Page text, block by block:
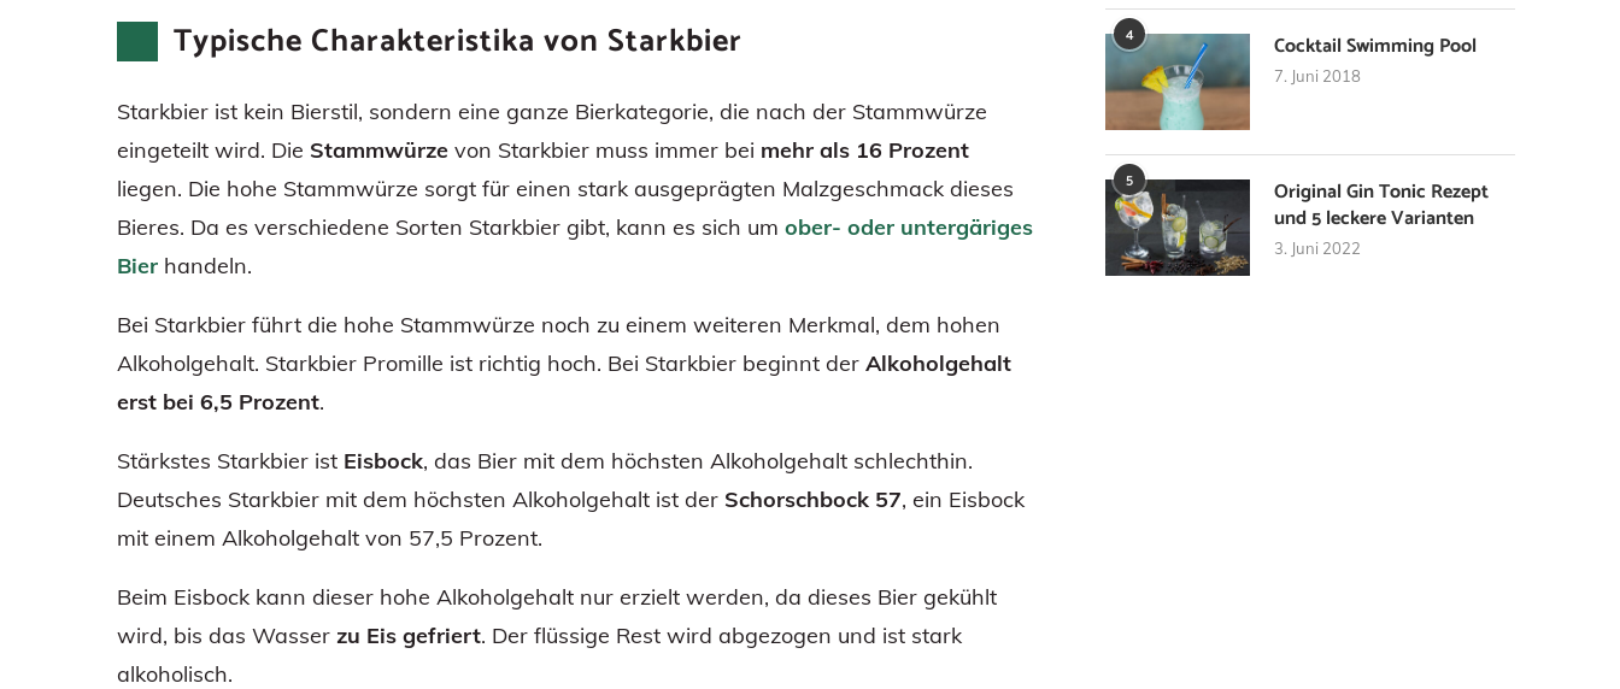
Typische Charakteristika von Starkbier
Starkbier ist kein Bierstil, sondern eine ganze Bierkategorie, die nach der Stammwürze
eingeteilt wird. Die Stammwürze von Starkbier muss immer bei mehr als 16 Prozent
liegen. Die hohe Stammwürze sorgt für einen stark ausgeprägten Malzgeschmack dieses
Bieres. Da es verschiedene Sorten Starkbier gibt, kann es sich um ober- oder untergäriges
Bier handeln.
Bei Starkbier führt die hohe Stammwürze noch zu einem weiteren Merkmal, dem hohen
Alkoholgehalt. Starkbier Promille ist richtig hoch. Bei Starkbier beginnt der Alkoholgehalt
erst bei 6,5 Prozent.
Stärkstes Starkbier ist Eisbock, das Bier mit dem höchsten Alkoholgehalt schlechthin.
Deutsches Starkbier mit dem höchsten Alkoholgehalt ist der Schorschbock 57, ein Eisbock
mit einem Alkoholgehalt von 57,5 Prozent.
Beim Eisbock kann dieser hohe Alkoholgehalt nur erzielt werden, da dieses Bier gekühlt
wird, bis das Wasser zu Eis gefriert. Der flüssige Rest wird abgezogen und ist stark
alkoholisch.
4 Cocktail Swimming Pool
7. Juni 2018
5
Original Gin Tonic Rezept
und 5 leckere Varianten
3. Juni 2022